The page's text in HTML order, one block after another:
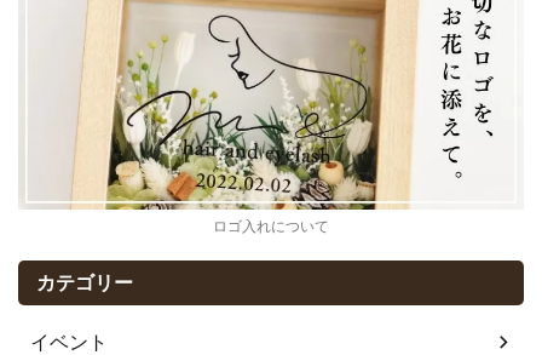
ロゴ入れについて
カテゴリー
イベント